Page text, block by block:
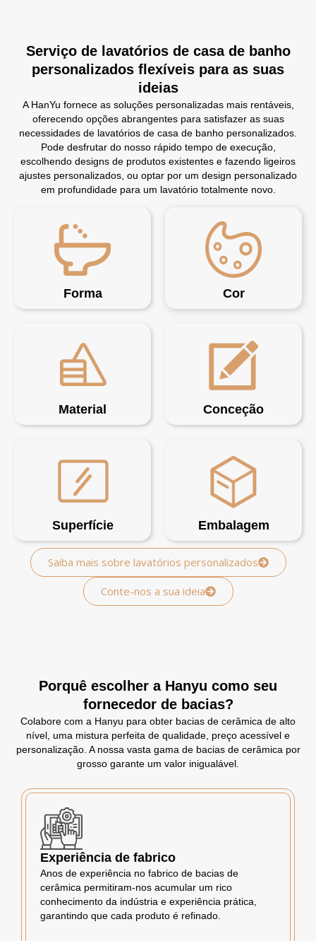
Serviço de lavatórios de casa de banho
personalizados flexíveis para as suas
ideias
A HanYu fornece as soluções personalizadas mais rentáveis,
oferecendo opções abrangentes para satisfazer as suas
necessidades de lavatórios de casa de banho personalizados.
Pode desfrutar do nosso rápido tempo de execução,
escolhendo designs de produtos existentes e fazendo ligeiros
ajustes personalizados, ou optar por um design personalizado
em profundidade para um lavatório totalmente novo.
Forma Cor
Material Conceção
Superfície Embalagem
Saiba mais sobre lavatórios personalizados
Conte-nos a sua ideia
Porquê escolher a Hanyu como seu
fornecedor de bacias?
Colabore com a Hanyu para obter bacias de cerâmica de alto
nível, uma mistura perfeita de qualidade, preço acessível e
personalização. A nossa vasta gama de bacias de cerâmica por
grosso garante um valor inigualável.
Experiência de fabrico
Anos de experiência no fabrico de bacias de
cerâmica permitiram-nos acumular um rico
conhecimento da indústria e experiência prática,
garantindo que cada produto é refinado.